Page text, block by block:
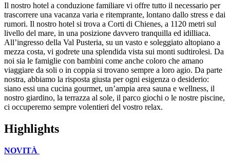
Il nostro hotel a conduzione familiare vi offre tutto il necessario per
trascorrere una vacanza varia e ritemprante, lontano dallo stress e dai
rumori. Il nostro hotel si trova a Corti di Chienes, a 1120 metri sul
livello del mare, in una posizione davvero tranquilla ed idilliaca.
All’ingresso della Val Pusteria, su un vasto e soleggiato altopiano a
mezza costa, vi godrete una splendida vista sui monti sudtirolesi. Da
noi sia le famiglie con bambini come anche coloro che amano
viaggiare da soli o in coppia si trovano sempre a loro agio. Da parte
nostra, abbiamo la risposta giusta per ogni esigenza o desiderio:
siano essi una cucina gourmet, un’ampia area sauna e wellness, il
nostro giardino, la terrazza al sole, il parco giochi o le nostre piscine,
ci occuperemo sempre volentieri del vostro relax.
Highlights
NOVITÀ